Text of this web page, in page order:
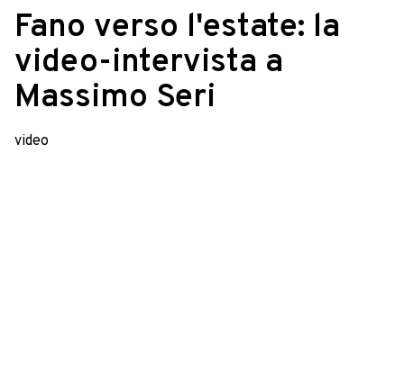
Fano verso l'estate: la
video-intervista a
Massimo Seri
video